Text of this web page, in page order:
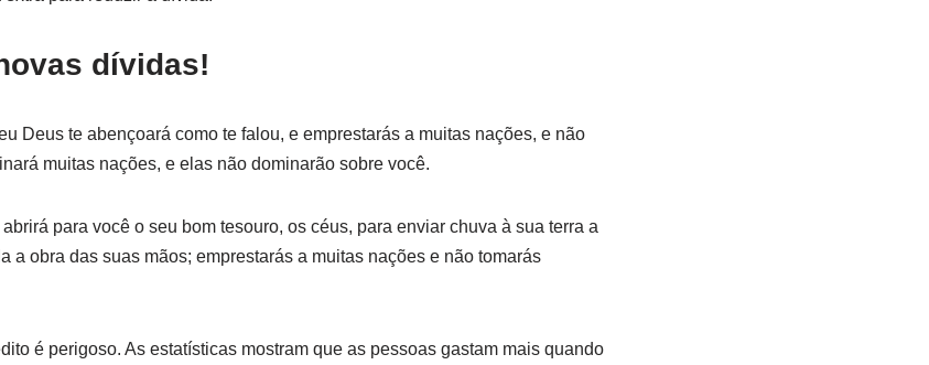
dívidas!
Deus te abençoará como te falou, e emprestarás a muitas nações, e não
muitas nações, e elas não dominarão sobre você.
para você o seu bom tesouro, os céus, para enviar chuva à sua terra a
a obra das suas mãos; emprestarás a muitas nações e não tomarás
é perigoso. As estatísticas mostram que as pessoas gastam mais quando